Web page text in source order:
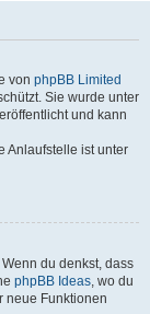
von phpBB Limited
Sie wurde unter
und kann
Anlaufstelle ist unter
du denkst, dass
phpBB Ideas, wo du
neue Funktionen